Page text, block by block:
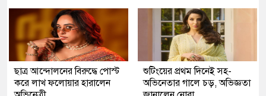
ছাত্র আন্দোলনের বিরুদ্ধে পোস্ট
করে লাখ ফলোয়ার হারালেন
শুটিংয়ের প্রথম দিনেই সহ-
অভিনেতার গালে চড়, অভিজ্ঞতা